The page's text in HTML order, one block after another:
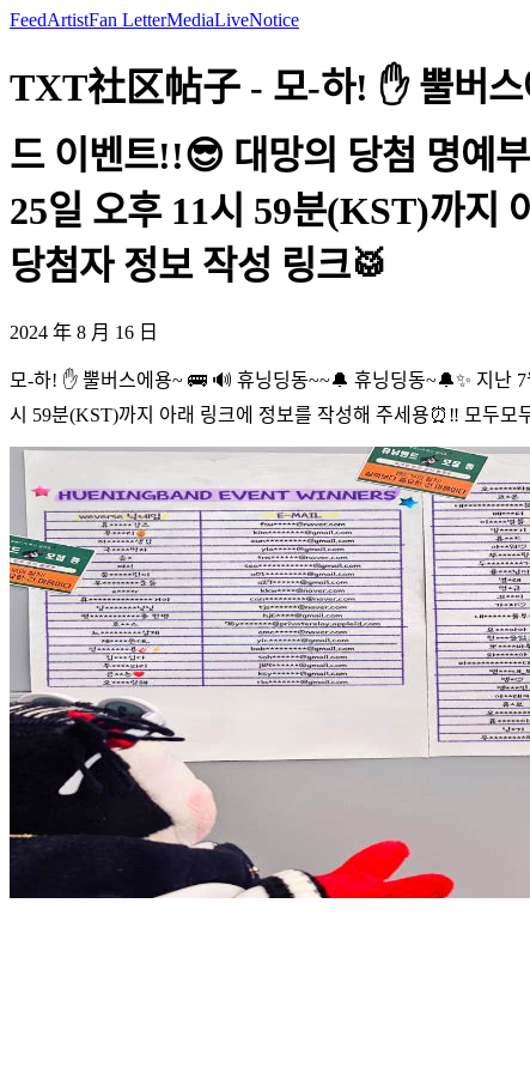
FeedArtistFan LetterMediaLiveNotice
TXT社区帖子 - 모-하! ✋ 뿔버스
드 이벤트!!😎 대망의 당첨 명예
25일 오후 11시 59분(KST)까지
당첨자 정보 작성 링크🥁
2024 年 8 月 16 日
모-하! ✋ 뿔버스에용~ 🚌 🔊 휴닝딩동~~🔔 휴닝딩동~🔔✨ 지난
시 59분(KST)까지 아래 링크에 정보를 작성해 주세용⏰‼ 모두